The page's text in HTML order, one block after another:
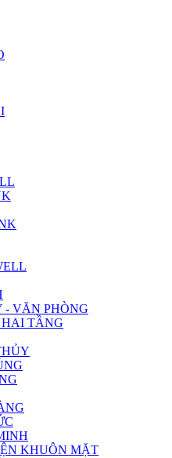
- VĂN PHÒNG
TẦNG
KHUÔN MẶT